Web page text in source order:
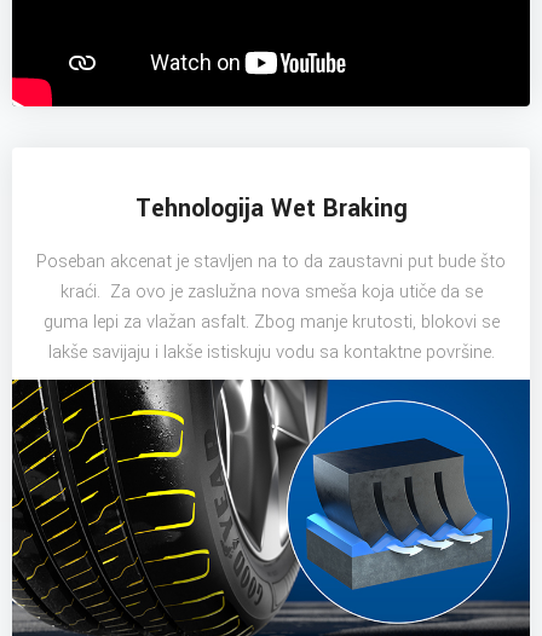
Tehnologija Wet Braking
Poseban akcenat je stavljen na to da zaustavni put bude što
kraći. Za ovo je zaslužna nova smeša koja utiče da se
guma lepi za vlažan asfalt. Zbog manje krutosti, blokovi se
lakše savijaju i lakše istiskuju vodu sa kontaktne površine.